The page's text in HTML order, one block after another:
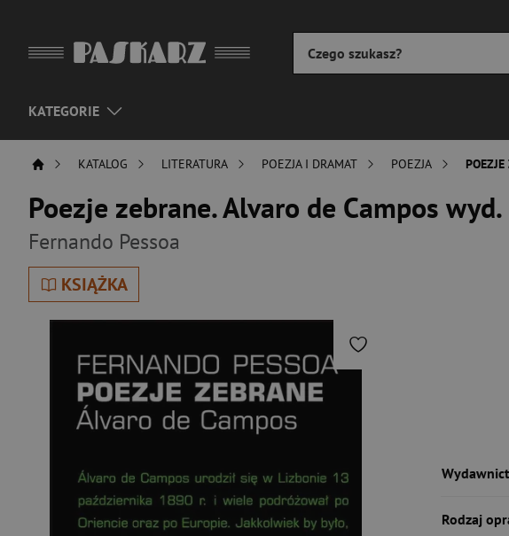
KATEGORIE
KATALOG LITERATURA POEZJA I DRAMAT POEZJA
Poezje zebrane. Alvaro de Campos wyd.
Fernando Pessoa
KSIĄŻKA
Rodzaj